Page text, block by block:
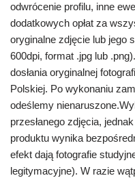
odwrócenie profilu, inne
dodatkowych opłat za
oryginalne zdjęcie lub jego
600dpi, format .jpg lub
dosłania oryginalnej
Polskiej. Po wykonaniu
odeślemy
przesłanego zdjęcia,
produktu wynika
efekt dają fotografie
legitymacyjne). W razie